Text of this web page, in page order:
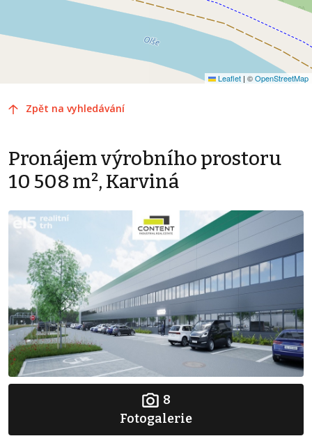
Leaflet | ©OpenStreetMap
Zpět na vyhledávání
Pronájem výrobního prostoru
10 508 m², Karviná
8
Fotogalerie